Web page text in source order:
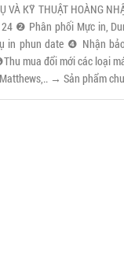
VÀ KỸ THUẬT HOÀNG
❷ Phân phối Mực in,
in phun date ❹ Nhận
mua đổi mới các loại
→ Sản phẩm